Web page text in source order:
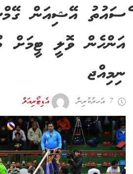
ެސައުތު އޭޝިއަން
އަންހެން ވޮލީ ޓީމަށް
ނިމިއްޖ
7 އަހރު ކުރިން އެޑިޓޯރިއަލް